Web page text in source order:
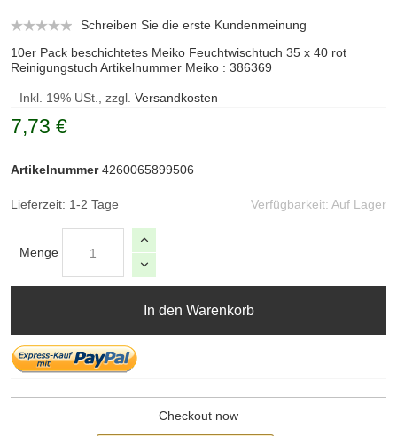
Schreiben Sie die erste Kundenmeinung
10er Pack beschichtetes Meiko Feuchtwischtuch 35 x 40 rot
Reinigungstuch Artikelnummer Meiko : 386369
Inkl. 19% USt., zzgl. Versandkosten
7,73 €
Verfügbarkeit: Auf Lager
Artikelnummer 4260065899506
Lieferzeit: 1-2 Tage
Menge
In den Warenkorb
Checkout now